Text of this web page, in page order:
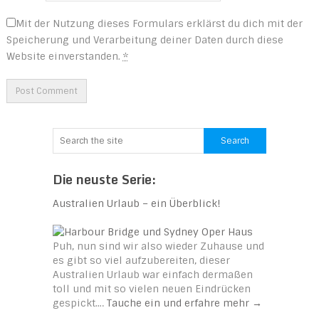
Mit der Nutzung dieses Formulars erklärst du dich mit der
Speicherung und Verarbeitung deiner Daten durch diese
Website einverstanden. *
Die neuste Serie:
Australien Urlaub – ein Überblick!
Puh, nun sind wir also wieder Zuhause und
es gibt so viel aufzubereiten, dieser
Australien Urlaub war einfach dermaßen
toll und mit so vielen neuen Eindrücken
gespickt.… Tauche ein und erfahre mehr →